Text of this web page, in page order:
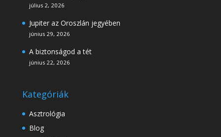
július 2, 2026
Jupiter az Oroszlán jegyében
június 29, 2026
A biztonságod a tét
június 22, 2026
Kategóriák
Asztrológia
Blog